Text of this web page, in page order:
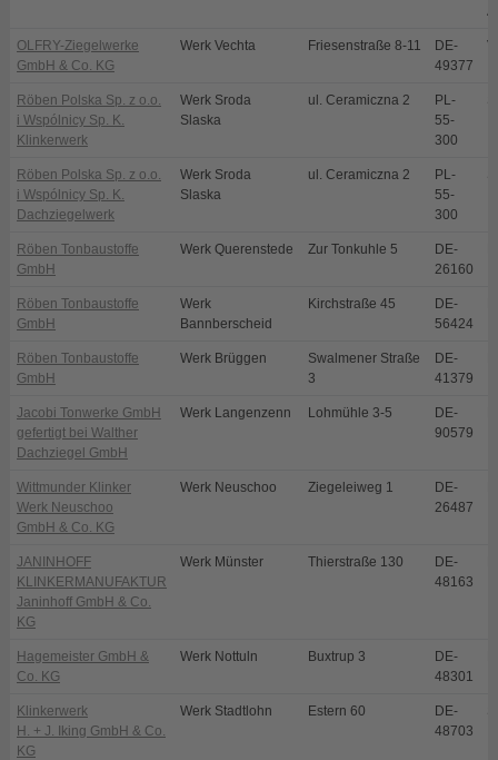
OLFRY-Ziegelwerke
GmbH & Co. KG
Werk Vechta Friesenstraße 8-11
DE-
49377
Röben Polska Sp. z o.o.
i Wspólnicy Sp. K.
Klinkerwerk
Werk Sroda
Slaska
ul. Ceramiczna 2
PL-
55-
300
Röben Polska Sp. z o.o.
i Wspólnicy Sp. K.
Dachziegelwerk
Werk Sroda
Slaska
ul. Ceramiczna 2
PL-
55-
300
Röben Tonbaustoffe
GmbH
Werk Querenstede Zur Tonkuhle 5
DE-
26160
Röben Tonbaustoffe
GmbH
Werk
Bannberscheid
Kirchstraße 45
DE-
56424
Röben Tonbaustoffe
GmbH
Werk Brüggen
Swalmener Straße
3
DE-
41379
Jacobi Tonwerke GmbH
gefertigt bei Walther
Dachziegel GmbH
Werk Langenzenn Lohmühle 3-5
DE-
90579
Wittmunder Klinker
Werk Neuschoo
GmbH & Co. KG
Werk Neuschoo Ziegeleiweg 1
DE-
26487
JANINHOFF
KLINKERMANUFAKTUR
Janinhoff GmbH & Co.
KG
Werk Münster Thierstraße 130
DE-
48163
Hagemeister GmbH &
Co. KG
Werk Nottuln Buxtrup 3
DE-
48301
Klinkerwerk
H. + J. Iking GmbH & Co.
KG
Werk Stadtlohn Estern 60
DE-
48703